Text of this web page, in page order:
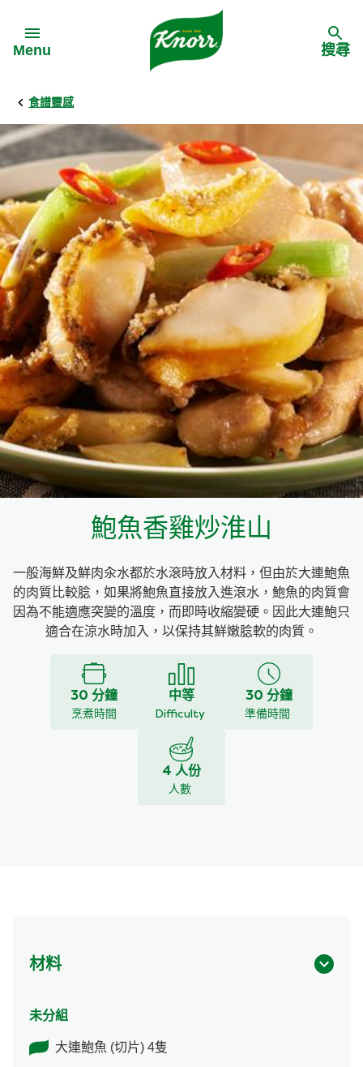
Menu
Back
食譜靈感
料理食材
料理方式
季節節慶
多國料理
料理種類
Back
家樂牌產品
家樂牌純鮮雞粉
家樂牌雞粉
家樂牌鮮菇粉
家樂牌濃湯寶
家樂牌雞汁
家樂牌快熟通心粉
家樂牌鮮露
家樂牌鷹粟粉
家樂牌雞湯粒
家樂牌純鮮清雞湯
Back
背景
甚麼是愛環境食材
愛環境食材名單
愛環境食材食譜
愛環境食材篩選條件
搜尋
食譜靈感
鮑魚香雞炒淮山
一般海鮮及鮮肉汆水都於水滾時放入材料，但由於大連鮑魚
的肉質比較腍，如果將鮑魚直接放入進滾水，鮑魚的肉質會
因為不能適應突變的溫度，而即時收縮變硬。因此大連鮑只
適合在涼水時加入，以保持其鮮嫩腍軟的肉質。
30 分鐘
烹煮時間
中等
Difficulty
30 分鐘
準備時間
4 人份
人數
材料
未分組
大連鮑魚 (切片) 4隻